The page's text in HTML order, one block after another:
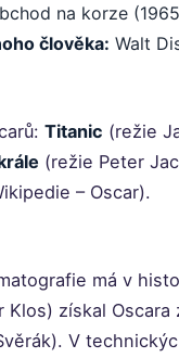
na korze
člověka: Walt
Titanic (režie
(režie Peter
– Oscar).
má v
Klos) získal
V